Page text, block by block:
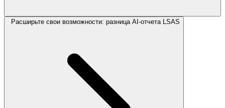
Расширьте свои возможности: разница AI-отчета LSAS